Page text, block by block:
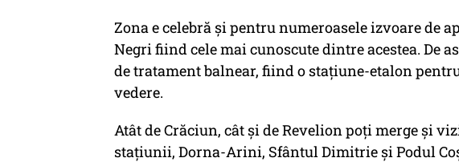
Zona e celebră și pentru numeroasele izvoare de
Negri fiind cele mai cunoscute dintre acestea. De
de tratament balnear, fiind o stațiune-etalon
vedere.
Atât de Crăciun, cât și de Revelion poți merge și
stațiunii, Dorna-Arini, Sfântul Dimitrie și Podul